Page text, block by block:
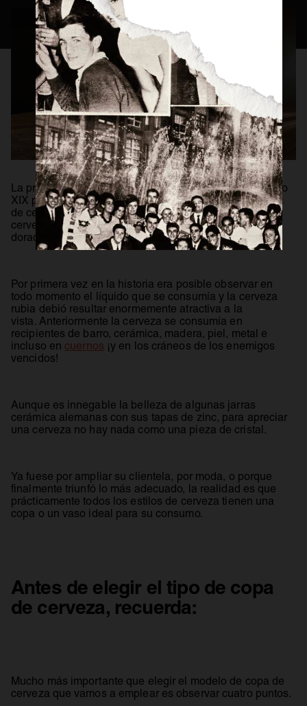
Consejos Cerveceros
Servicio Perfecto
Historia
Actualidad
Materias Primas
Estilos de Cerveza
Elaboración
Maridaje
BEER MASTER
La producción industrial de envases de vidrio en el siglo
XIX permitió la comercialización, entre ellos, de la copa
de cerveza. Este hecho coincidió con el auge de la
cervezaPilsner, una cerveza de gusto limpio, tonos
dorados y un buen filtrado.
Por primera vez en la historia era posible observar en
todo momento el líquido que se consumía y la cerveza
rubia debió resultar enormemente atractiva a la
vista. Anteriormente la cerveza se consumía en
recipientes de barro, cerámica, madera, piel, metal e
incluso en cuernosse abre en una pestaña nueva
¡y en los cráneos de los enemigos
vencidos!
Aunque es innegable la belleza de algunas jarras
cerámica alemanas con sus tapas de zinc, para apreciar
una cerveza no hay nada como una pieza de cristal.
Ya fuese por ampliar su clientela, por moda, o porque
finalmente triunfó lo más adecuado, la realidad es que
prácticamente todos los estilos de cerveza tienen una
copa o un vaso ideal para su consumo.
Antes de elegir el tipo de copa
de cerveza, recuerda:
Mucho más importante que elegir el modelo de copa de
cerveza que vamos a emplear es observar cuatro puntos.